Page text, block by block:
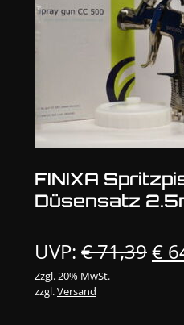
FINIXA
Düsensatz
UVP: €71,39€
Zzgl. 20% MwSt.
zzgl.Versand